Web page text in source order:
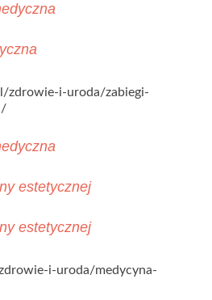
zdrowie-i-uroda/zabiegi-
estetycznej
estetycznej
i-uroda/medycyna-